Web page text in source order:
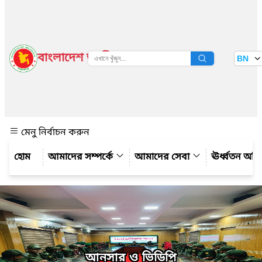
বাংলাদেশ জাতীয় তথ্য বাতায়ন BN
মেনু নির্বাচন করুন
আমাদের সম্পর্কে
আমাদের সেবা ঊর্ধ্বতন
আনসার ও ভিডিপি